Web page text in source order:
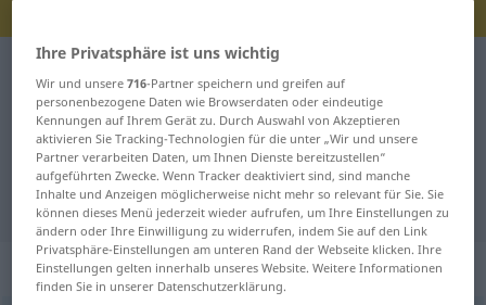
Deutsch-Chinesisch Übersetzung
für "Fratze"
"Fratze" Chinesisch Übersetzung
„Fratze“: Femininum
Ihre Privatsphäre ist uns wichtig
Wir und unsere716-Partner speichern und greifen auf
personenbezogene Daten wie Browserdaten oder eindeutige
Kennungen auf Ihrem Gerät zu. Durch Auswahl von Akzeptieren
aktivieren Sie Tracking-Technologien für die unter „Wir und unsere
Partner verarbeiten Daten, um Ihnen Dienste bereitzustellen“
aufgeführten Zwecke. Wenn Tracker deaktiviert sind, sind manche
Inhalte und Anzeigen möglicherweise nicht mehr so relevant für Sie. Sie
können dieses Menü jederzeit wieder aufrufen, um Ihre Einstellungen zu
ändern oder Ihre Einwilligung zu widerrufen, indem Sie auf den Link
Privatsphäre-Einstellungen am unteren Rand der Webseite klicken. Ihre
Einstellungen gelten innerhalb unseres Website. Weitere Informationen
finden Sie in unserer Datenschutzerklärung.